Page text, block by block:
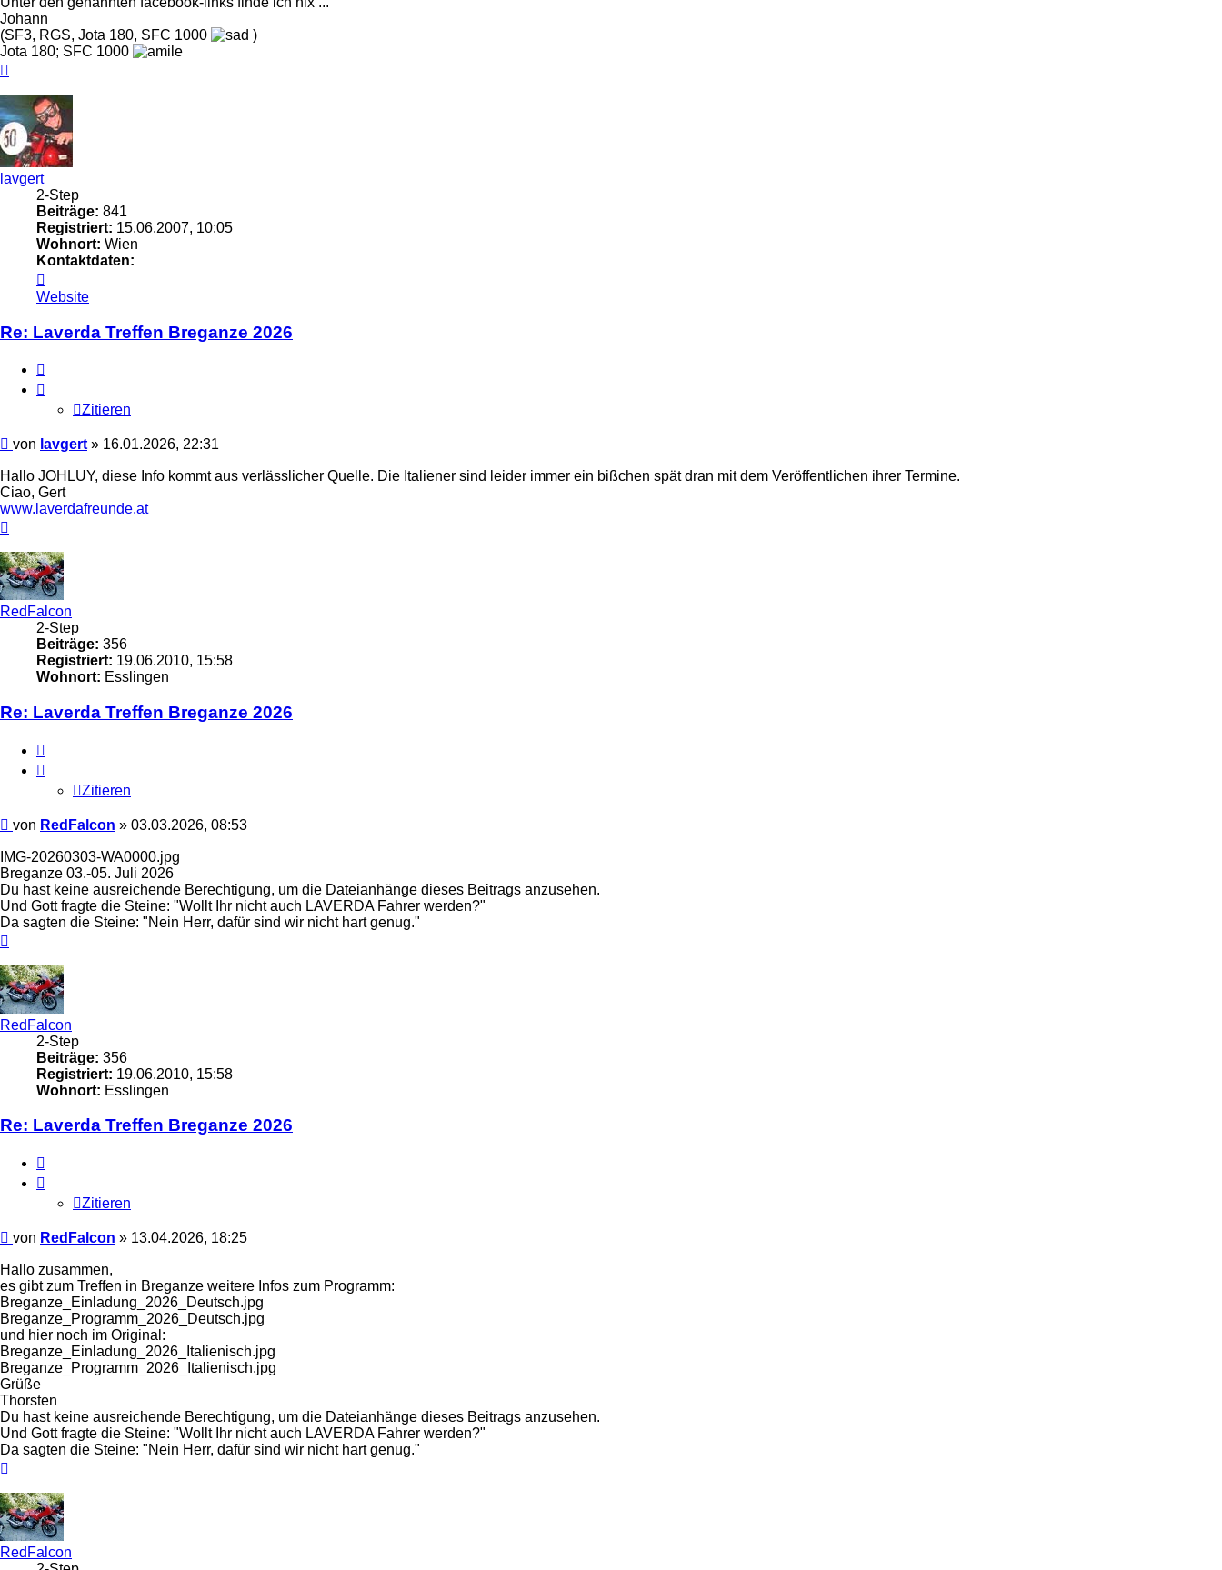
Johann
(SF3, RGS, Jota 180, SFC 1000
)
Jota 180; SFC 1000
lavgert
2-Step
Beiträge: 841
Registriert: 15.06.2007, 10:05
Wohnort: Wien
Kontaktdaten:
von
lavgert
Website
Re: Laverda Treffen Breganze 2026
Zitieren
Beitrag
von lavgert » 16.01.2026, 22:31
Hallo JOHLUY, diese Info kommt aus verlässlicher Quelle. Die Italiener sind leider immer ein bißchen spät dran mit dem Veröffentlichen ihrer Termine.
Ciao, Gert
www.laverdafreunde.at
RedFalcon
2-Step
Beiträge: 356
Registriert: 19.06.2010, 15:58
Wohnort: Esslingen
Re: Laverda Treffen Breganze 2026
Zitieren
Beitrag
von RedFalcon » 03.03.2026, 08:53
IMG-20260303-WA0000.jpg
Breganze 03.-05. Juli 2026
Du hast keine ausreichende Berechtigung, um die Dateianhänge dieses Beitrags anzusehen.
Und Gott fragte die Steine: "Wollt Ihr nicht auch LAVERDA Fahrer werden?"
Da sagten die Steine: "Nein Herr, dafür sind wir nicht hart genug."
RedFalcon
2-Step
Beiträge: 356
Registriert: 19.06.2010, 15:58
Wohnort: Esslingen
Re: Laverda Treffen Breganze 2026
Zitieren
Beitrag
von RedFalcon » 13.04.2026, 18:25
Hallo zusammen,
es gibt zum Treffen in Breganze weitere Infos zum Programm:
Breganze_Einladung_2026_Deutsch.jpg
Breganze_Programm_2026_Deutsch.jpg
und hier noch im Original:
Breganze_Einladung_2026_Italienisch.jpg
Breganze_Programm_2026_Italienisch.jpg
Grüße
Thorsten
Du hast keine ausreichende Berechtigung, um die Dateianhänge dieses Beitrags anzusehen.
Und Gott fragte die Steine: "Wollt Ihr nicht auch LAVERDA Fahrer werden?"
Da sagten die Steine: "Nein Herr, dafür sind wir nicht hart genug."
RedFalcon